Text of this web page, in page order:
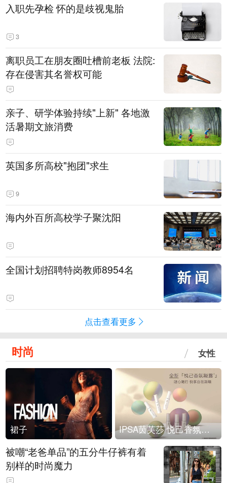
入职先孕检 怀的是歧视鬼胎
3
离职员工在朋友圈吐槽前老板 法院:
存在侵害其名誉权可能
亲子、研学体验持续"上新" 各地激
活暑期文旅消费
英国多所高校"抱团"求生
9
海内外百所高校学子聚沈阳
全国计划招聘特岗教师8954名
点击查看更多
时尚 女性
裙子 IPSA茵芙莎 悦己香氛凝露上市
被嘲“老爸单品”的五分牛仔裤有着
别样的时尚魔力